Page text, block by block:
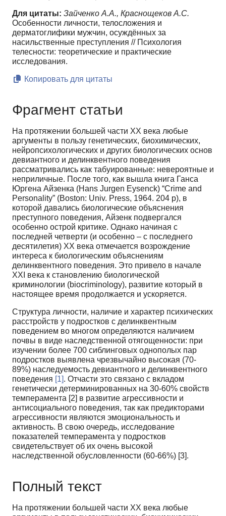
Для цитаты: Зайченко А.А., Краснощеков А.С.
Особенности личности, телосложения и
дерматоглифики мужчин, осуждённых за
насильственные преступления // Психология
телесности: теоретические и практические
исследования.
Копировать для цитаты
Фрагмент статьи
На протяжении большей части ХХ века любые
аргументы в пользу генетических, биохимических,
нейропсихологических и других биологических основ
девиантного и делинквентного поведения
рассматривались как табуированные: невероятные и
неприличные. После того, как вышла книга Ганса
Юргена Айзенка (Hans Jurgen Eysenck) “Crime and
Personality” (Boston: Univ. Press, 1964. 204 p), в
которой давались биологические объяснения
преступного поведения, Айзенк подвергался
особенно острой критике. Однако начиная с
последней четверти (и особенно – с последнего
десятилетия) XX века отмечается возрождение
интереса к биологическим объяснениям
делинквентного поведения. Это привело в начале
XXI века к становлению биологической
криминологии (biocriminology), развитие который в
настоящее время продолжается и ускоряется.
Структура личности, наличие и характер психических
расстройств у подростков с делинквентным
поведением во многом определяются наличием
почвы в виде наследственной отягощенности: при
изучении более 700 сиблинговых однополых пар
подростков выявлена чрезвычайно высокая (70-
89%) наследуемость девиантного и делинквентного
поведения [1]. Отчасти это связано с вкладом
генетически детерминированных на 30-60% свойств
темперамента [2] в развитие агрессивности и
антисоциального поведения, так как предикторами
агрессивности являются эмоциональность и
активность. В свою очередь, исследование
показателей темперамента у подростков
свидетельствует об их очень высокой
наследственной обусловленности (60-66%) [3].
Полный текст
На протяжении большей части ХХ века любые